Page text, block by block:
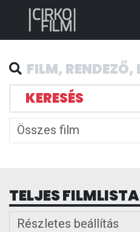
KERESÉS
Összes film
TELJES FILMLISTA
Részletes beállítás